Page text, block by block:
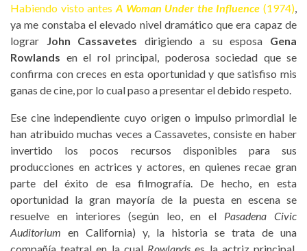
Habiendo visto antes A Woman Under the Influence (1974)
ya me constaba el elevado nivel dramático que era capaz de
lograr
John Cassavetes dirigiendo a su esposa Gena
Rowlands en el rol principal, poderosa sociedad que se
confirma con creces en esta oportunidad y que satisfiso mis
ganas de cine, por lo cual paso a presentar el debido respeto.
Ese cine independiente cuyo origen o impulso primordial le
han atribuido muchas veces a Cassavetes, consiste en haber
invertido los pocos recursos disponibles para sus
producciones en actrices y actores, en quienes recae gran
parte del éxito de esa filmografía. De hecho, en esta
oportunidad la gran mayoría de la puesta en escena se
resuelve en interiores (según leo, en el Pasadena Civic
Auditorium en California) y, la historia se trata de una